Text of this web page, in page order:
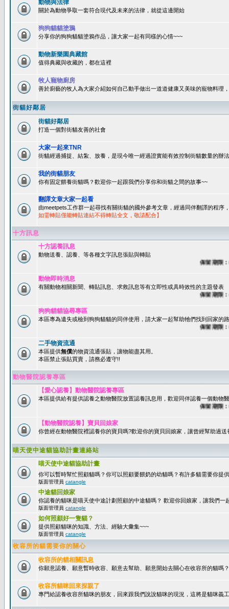
動物與法律
關於為動物爭取一套符合現代及未來的法律，就從這邊開始
狗狗貓貓塗鴉
分享你的狗狗貓貓塗鴉作品，讓大家一起有同樣的心情~~~
動物新樂園典藏館
值得典藏與收藏的，都在這裡
牧人寵物廚房
善於廚藝的牧人為大家介紹如何自己動手做出一道道健康又美味的寵物料理
街貓好鄰居
街貓好鄰居
打造一個對街貓友善的社會
大家一起來TNR
街貓經過捕捉、結紮、放養，是現今唯一經過證實能有效控制街貓數量的辦
我的街貓朋友
你有固定餵養街貓嗎？歡迎你一起跟我們分享你和街貓之間的故事~~
翻譯文章大家一起看
由meetpets工作群一起尋找有關街貓的國外參考文章，經過同伴翻譯的程序
如需轉貼僅能轉貼連結不得轉貼全文，敬請配合】
十方訊息
十方認養訊息
動物送養、認養、等各種文字訊息張貼與轉貼
保留期限：60
動物即時消息
有關動物相關新聞、轉貼訊息、求救訊息等有立即性或具時效性的主題發表
保留期限：45
狗狗貓貓協尋專區
本區專為遺失或檢到狗狗貓貓的同伴使用，請大家一起幫助牠們找到回家的
保留期限：60
二手物資流通
本區提供無償的物資流通張貼，讓物能盡其用。
本區禁止張貼買賣，請務必遵守!!
動物醫院認養專區
【愛心認養】動物醫院認養專區
本區提供給有提供認養之動物醫院放置認養訊息用，歡迎同伴認養一個動物
保留期限：60
【動物醫院認養】寶貝回娘家
你曾經在動物醫院裡認養你的寶貝嗎?歡迎你的寶貝回娘家，讓曾經幫助過
喵天使中途貓協助計畫連絡站
喵天使中途貓協助計畫
你可以暫時幫忙照顧貓嗎？你可以照顧要餵奶的幼貓嗎？有許多貓需要你提
版面管理員 catangle
中途貓回娘家
你認養的貓咪是喵天使中途計劃照顧的中途貓嗎？ 歡迎你回娘家，讓我們一
版面管理員 catangle
如何照顧好一隻貓？
提供照顧貓咪的知識、方法、經驗大彙集~~~
版面管理員 catangle
收容所的貓需要你的關心
收容所的貓相關訊息
你願意認養、願意暫時收容、願意去幫助、願意開始去關心在收容所的貓嗎？
收容所貓咪回來探親了
專門給認養收容所貓咪的朋友，回來跟我們說說貓咪的現況，這將是貓咪義